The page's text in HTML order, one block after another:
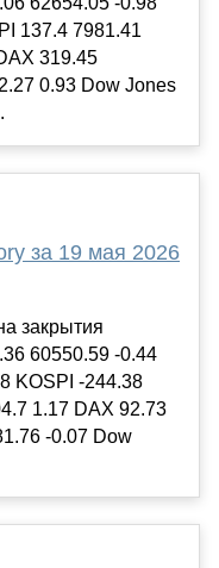
137.4 7981.41
319.45
0.93 Dow Jones
за 19 мая 2026
закрытия
60550.59 -0.44
KOSPI -244.38
1.17 DAX 92.73
-0.07 Dow